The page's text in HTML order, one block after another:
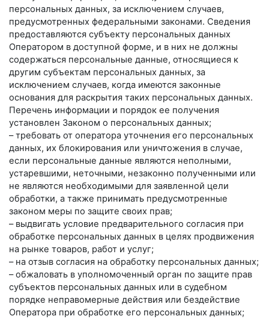
персональных данных, за исключением случаев,
предусмотренных федеральными законами. Сведения
предоставляются субъекту персональных данных
Оператором в доступной форме, и в них не должны
содержаться персональные данные, относящиеся к
другим субъектам персональных данных, за
исключением случаев, когда имеются законные
основания для раскрытия таких персональных данных.
Перечень информации и порядок ее получения
установлен Законом о персональных данных;
– требовать от оператора уточнения его персональных
данных, их блокирования или уничтожения в случае,
если персональные данные являются неполными,
устаревшими, неточными, незаконно полученными или
не являются необходимыми для заявленной цели
обработки, а также принимать предусмотренные
законом меры по защите своих прав;
– выдвигать условие предварительного согласия при
обработке персональных данных в целях продвижения
на рынке товаров, работ и услуг;
– на отзыв согласия на обработку персональных данных;
– обжаловать в уполномоченный орган по защите прав
субъектов персональных данных или в судебном
порядке неправомерные действия или бездействие
Оператора при обработке его персональных данных;